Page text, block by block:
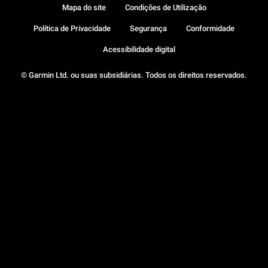
© Garmin Ltd. ou suas subsidiárias. Todos os direitos reservados.
Mapa do site Condições de Utilização
Política de Privacidade Segurança Conformidade
Acessibilidade digital